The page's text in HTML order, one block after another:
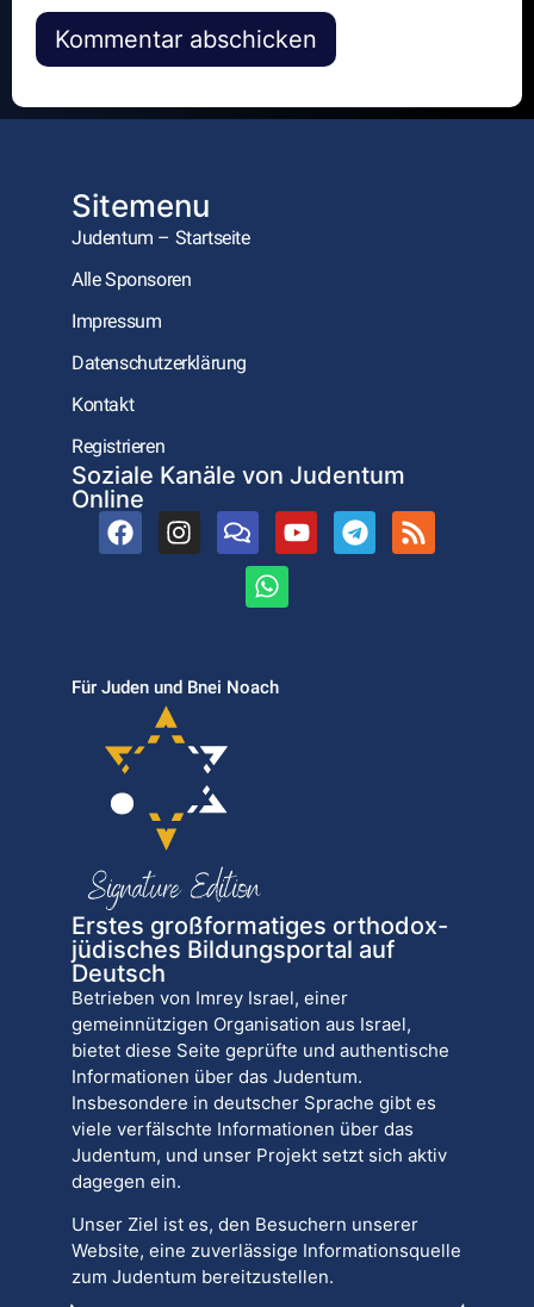
Alternative:
Sitemenu
Judentum – Startseite
Alle Sponsoren
Impressum
Datenschutzerklärung
Kontakt
Registrieren
Soziale Kanäle von Judentum
Online
Für Juden und Bnei Noach
Erstes großformatiges orthodox-
jüdisches Bildungsportal auf
Deutsch
Betrieben von Imrey Israel, einer
gemeinnützigen Organisation aus Israel,
bietet diese Seite geprüfte und authentische
Informationen über das Judentum.
Insbesondere in deutscher Sprache gibt es
viele verfälschte Informationen über das
Judentum, und unser Projekt setzt sich aktiv
dagegen ein.
Unser Ziel ist es, den Besuchern unserer
Website, eine zuverlässige Informationsquelle
zum Judentum bereitzustellen.